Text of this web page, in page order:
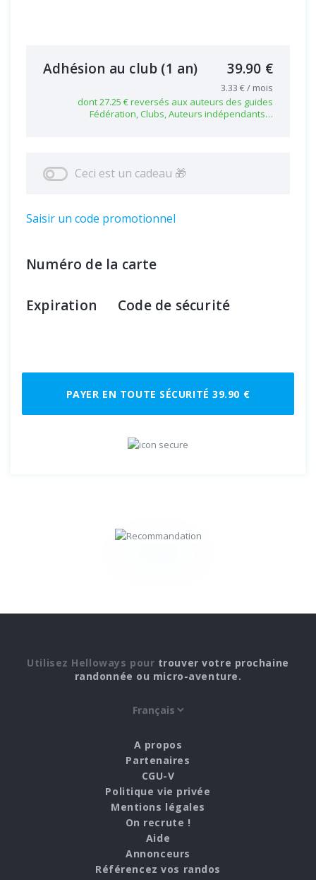
Adhésion au club (1 an) 39.90 €
3.33 € / mois
dont 27.25 € reversés aux auteurs des guides
Fédération, Clubs, Auteurs indépendants…
Ceci est un cadeau 🎁
Saisir un code promotionnel
Numéro de la carte
Expiration Code de sécurité
PAYER EN TOUTE SÉCURITÉ 39.90 €
Utilisez Helloways pour trouver votre prochaine
randonnée ou micro-aventure.
A propos
Partenaires
CGU-V
Politique vie privée
Mentions légales
On recrute !
Aide
Annonceurs
Référencez vos randos